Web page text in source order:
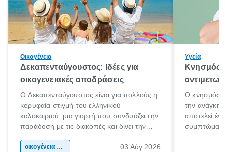
Οικογένεια
Δεκαπενταύγουστος: Ιδέες για
οικογενειακές αποδράσεις
Ο Δεκαπενταύγουστος είναι για πολλούς η
κορυφαία στιγμή του ελληνικού
καλοκαιριού: μια γιορτή που συνδυάζει την
παράδοση με τις διακοπές και δίνει την
χώρας. Είτε πρόκειται για λίγες μέρες
οικογένεια & παιδί 03 Αύγ 2026
Υγεία
Κνησμός:
Ο κνησμός
την ανάγκη
αποτελεί